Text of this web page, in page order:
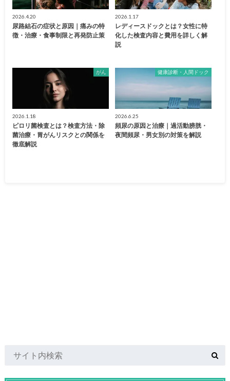
2026.4.20
尿路結石の症状と原因｜痛みの特
徴・治療・食事制限と再発防止策
2026.1.17
レディースドックとは？女性に特
化した検査内容と費用を詳しく解
説
がん
2026.1.18
ピロリ菌検査とは？検査方法・除
菌治療・胃がんリスクとの関係を
徹底解説
健康診断・人間ドック
2026.6.25
頻尿の原因と治療｜過活動膀胱・
夜間頻尿・男女別の対策を解説